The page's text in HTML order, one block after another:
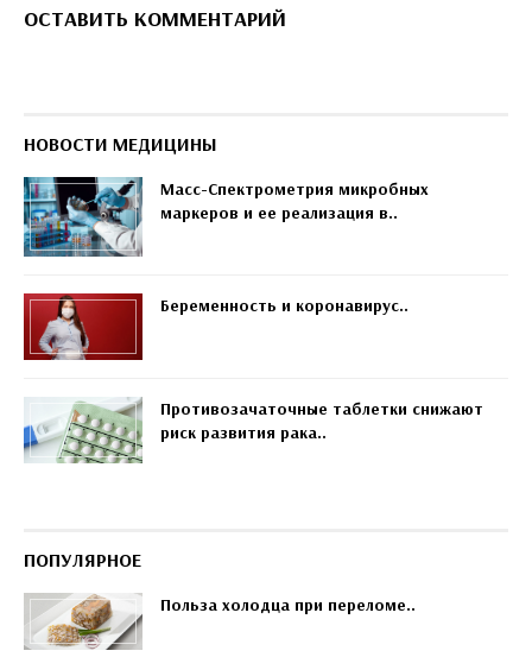
ОСТАВИТЬ КОММЕНТАРИЙ
НОВОСТИ МЕДИЦИНЫ
Масс-Спектрометрия микробных
маркеров и ее реализация в..
Беременность и коронавирус..
Противозачаточные таблетки снижают
риск развития рака..
ПОПУЛЯРНОЕ
Польза холодца при переломе..